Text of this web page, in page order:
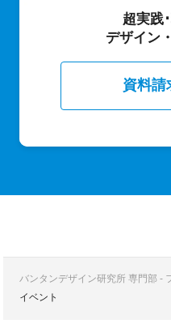
超実践
デザイン
資料請
バンタンデザイン研究所 専門部 -
イベント